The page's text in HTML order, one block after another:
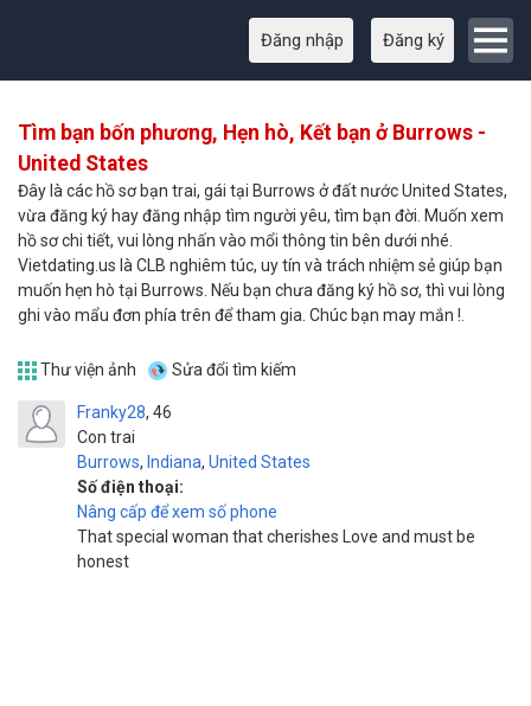
Đăng nhập Đăng ký
Tìm bạn bốn phương, Hẹn hò, Kết bạn ở Burrows -
United States
Đây là các hồ sơ bạn trai, gái tại Burrows ở đất nước United States,
vừa đăng ký hay đăng nhập tìm người yêu, tìm bạn đời. Muốn xem
hồ sơ chi tiết, vui lòng nhấn vào mổi thông tin bên dưới nhé.
Vietdating.us là CLB nghiêm túc, uy tín và trách nhiệm sẻ giúp bạn
muốn hẹn hò tại Burrows. Nếu bạn chưa đăng ký hồ sơ, thì vui lòng
ghi vào mẩu đơn phía trên để tham gia. Chúc bạn may mắn !.
Thư viện ảnh Sửa đổi tìm kiếm
Franky28
Con trai
46
Burrows, Indiana, United States
Số điện thoại:
Nâng cấp để xem số phone
That special woman that cherishes Love and must be
honest